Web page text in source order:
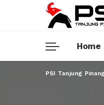
Home
PSI Tanjung Pinang